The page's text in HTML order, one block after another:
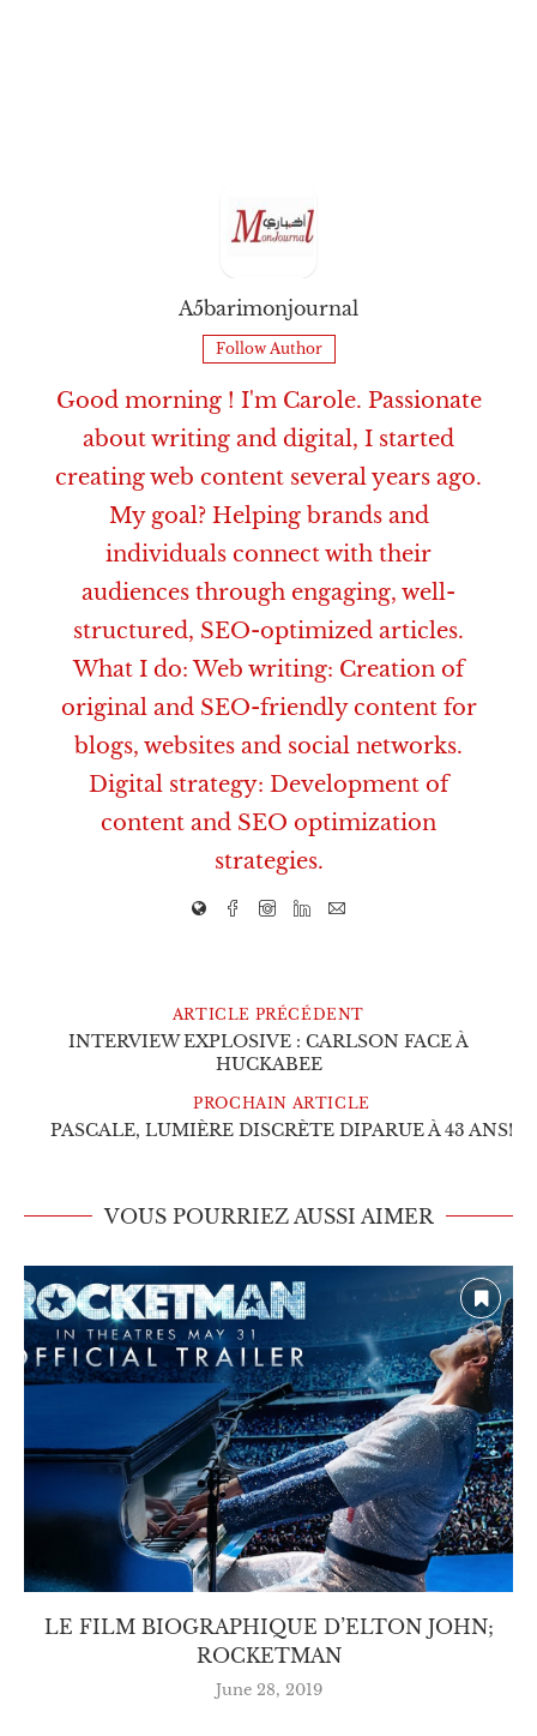
A5barimonjournal
Follow Author
Good morning ! I'm Carole. Passionate
about writing and digital, I started
creating web content several years ago.
My goal? Helping brands and
individuals connect with their
audiences through engaging, well-
structured, SEO-optimized articles.
What I do: Web writing: Creation of
original and SEO-friendly content for
blogs, websites and social networks.
Digital strategy: Development of
content and SEO optimization
strategies.
ARTICLE PRÉCÉDENT
INTERVIEW EXPLOSIVE : CARLSON FACE À
HUCKABEE
PROCHAIN ARTICLE
PASCALE, LUMIÈRE DISCRÈTE DIPARUE À 43 ANS!
VOUS POURRIEZ AUSSI AIMER
PEINTURE ACRYLIQUE: ASTUCES ET
SECRETS
December 11, 2024